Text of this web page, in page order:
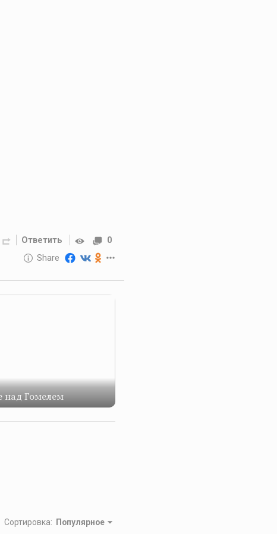
Ответить 0
Share
Reward
10 GOLOS
над Гомелем
Сортировка: Популярное